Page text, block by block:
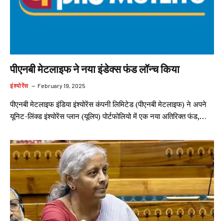
पीएनबी मेटलाइफ ने नया इंडेक्स फंड लॉन्च किया
इंश्योरेंस February 19, 2025
पीएनबी मेटलाइफ इंडिया इंश्योरेंस कंपनी लिमिटेड (पीएनबी मेटलाइफ) ने अपने
यूनिट-लिंक्ड इंश्योरेंस प्लान (यूलिप) पोर्टफोलियो में एक नया अतिरिक्त फंड,…